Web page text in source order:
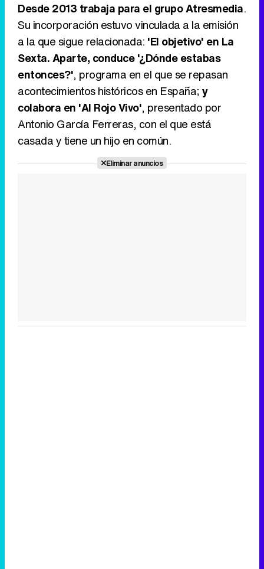
Desde 2013 trabaja para el grupo Atresmedia.
Su incorporación estuvo vinculada a la emisión
a la que sigue relacionada: 'El objetivo' en La
Sexta. Aparte, conduce '¿Dónde estabas
entonces?', programa en el que se repasan
acontecimientos históricos en España; y
colabora en 'Al Rojo Vivo', presentado por
Antonio García Ferreras, con el que está
casada y tiene un hijo en común.
Eliminar anuncios